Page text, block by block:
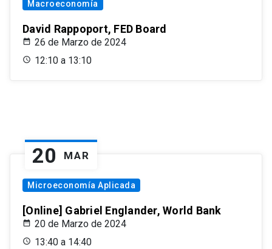
Macroeconomía
David Rappoport, FED Board
26 de Marzo de 2024
12:10 a 13:10
20 MAR
Microeconomía Aplicada
[Online] Gabriel Englander, World Bank
20 de Marzo de 2024
13:40 a 14:40